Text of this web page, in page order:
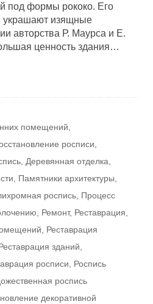
под формы рококо. Его
украшают изящные
авторства Р. Маурcа и Е.
ценность здания…
помещений
росписи
Деревянная отделка
Памятники архитектуры
роспись Процесс
Ремонт, Реставрация
Реставрация
зданий
росписи
Роспись
роспись
декоративной